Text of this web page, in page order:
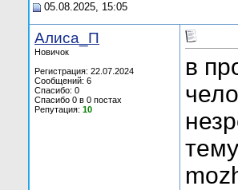
05.08.2025, 15:05
Алиса_П
Новичок
Регистрация: 22.07.2024
Сообщений: 6
Спасибо: 0
Спасибо 0 в 0 постах
Репутация: 10
в